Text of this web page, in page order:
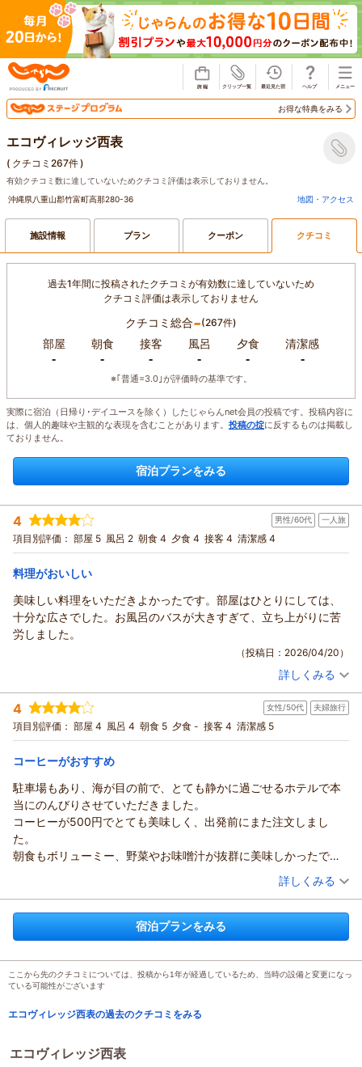
お得な特典をみる
エコヴィレッジ西表
( クチコミ267件)
有効クチコミ数に達していないためクチコミ評価は表示しておりません。
沖縄県八重山郡竹富町高那280-36
地図・アクセス
施設情報 プラン クーポン クチコミ
過去1年間に投稿されたクチコミが有効数に達していないため
クチコミ評価は表示しておりません
クチコミ総合-(267件)
部屋
-
朝食
-
接客
-
風呂
-
夕食
-
清潔感
-
※｢普通=3.0｣が評価時の基準です。
実際に宿泊（日帰り･デイユースを除く）したじゃらんnet会員の投稿です。投稿内容に
は、個人的趣味や主観的な表現を含むことがあります。 投稿の掟に反するものは掲載し
ておりません。
宿泊プランをみる
4 男性/60代 一人旅
項目別評価： 部屋 5 風呂 2 朝食 4 夕食 4 接客 4 清潔感 4
料理がおいしい
美味しい料理をいただきよかったです。部屋はひとりにしては、
十分な広さでした。お風呂のバスが大きすぎて、立ち上がりに苦
労しました。
（投稿日：2026/04/20）
投稿者： しげちゃんさん(男性/60代)
宿泊プラン： 【2食付】 沖琉球創作コースを堪能★静寂と海と満天の星空ー
これが憧れの離島ステイ
ツイン 朝・夕
宿泊価格帯： 30,001円以上(大人一人あたり/税込)
この度は当ホテルをご利用いただき、また貴重なご意見をお寄
せいただきありがとうございます。
次回のご滞在がさらに快適なものになるよう努めてまいりま
す。またのご利用をお待ちしております。
（返信日：2026/04/26）
詳しくみる
4 女性/50代 夫婦旅行
項目別評価： 部屋 4 風呂 4 朝食 5 夕食 - 接客 4 清潔感 5
コーヒーがおすすめ
駐車場もあり、海が目の前で、とても静かに過ごせるホテルで本
当にのんびりさせていただきました。
コーヒーが500円でとても美味しく、出発前にまた注文しまし
た。
朝食もボリューミー、野菜やお味噌汁が抜群に美味しかったで
2月の西表島は風が吹くと寒いとのことで、掛け物が薄く寒かった
もしかしたら貸してもらえたのかもしれません。
プールサイドで星空鑑賞を楽しみにしていましたが、ハブが生息
してるので自己責任でとアドバイスされ、なるほど、水辺を好む
のかと勉強になりました。テラスから十分見られますよと教えて
いただきました(あいにくの曇り空で見えませんでした)
た。
（投稿日：2026/02/21）
宿泊時期： 2026年02月宿泊 (夫婦旅行)
投稿者： ひろさん(女性/50代)
【早割60／朝食付】60日前のご予約でお得に！
この度は、当ホテルをご利用いただきありがとうございます。
ます。
詳しくみる
宿泊プランをみる
ここから先のクチコミについては、投稿から1年が経過しているため、当時の設備と変更になっ
ている可能性がございます
エコヴィレッジ西表の過去のクチコミをみる
エコヴィレッジ西表